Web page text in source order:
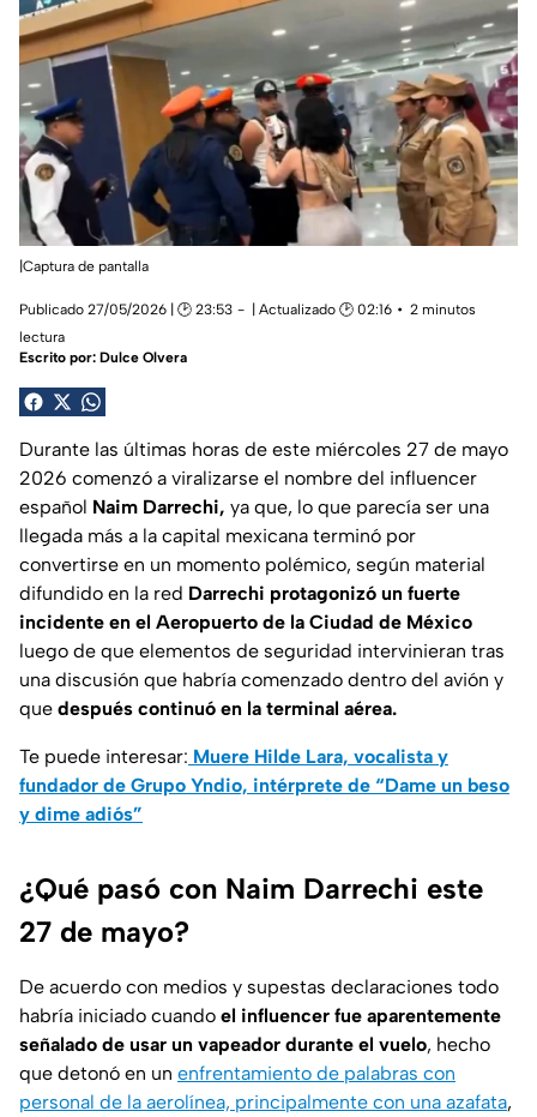
|Captura de pantalla
Publicado 27/05/2026 | 🕑 23:53 | Actualizado 🕑 02:16
2 minutos
lectura
Escrito por: Dulce Olvera
Durante las últimas horas de este miércoles 27 de mayo
2026 comenzó a viralizarse el nombre del influencer
español Naim Darrechi, ya que, lo que parecía ser una
llegada más a la capital mexicana terminó por
convertirse en un momento polémico, según material
difundido en la red Darrechi protagonizó un fuerte
incidente en el Aeropuerto de la Ciudad de México
luego de que elementos de seguridad intervinieran tras
una discusión que habría comenzado dentro del avión y
que después continuó en la terminal aérea.
Te puede interesar: Muere Hilde Lara, vocalista y
fundador de Grupo Yndio, intérprete de “Dame un beso
y dime adiós”
¿Qué pasó con Naim Darrechi este
27 de mayo?
De acuerdo con medios y supestas declaraciones todo
habría iniciado cuando el influencer fue aparentemente
señalado de usar un vapeador durante el vuelo, hecho
que detonó en un enfrentamiento de palabras con
personal de la aerolínea, principalmente con una azafata,